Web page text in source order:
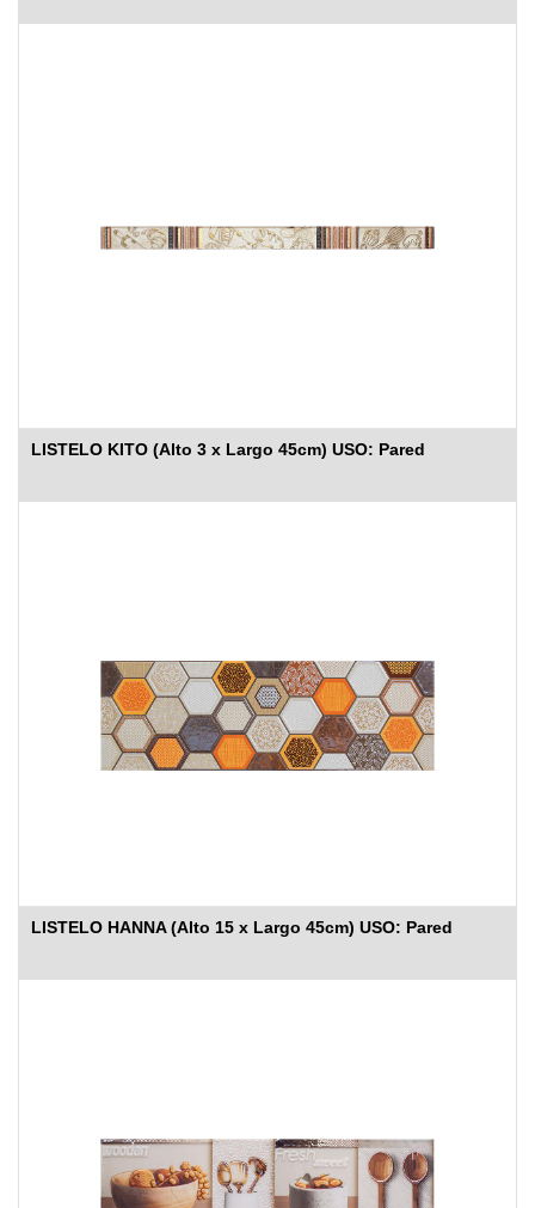
LISTELO KITO (Alto 3 x Largo 45cm) USO: Pared
LISTELO HANNA (Alto 15 x Largo 45cm) USO: Pared